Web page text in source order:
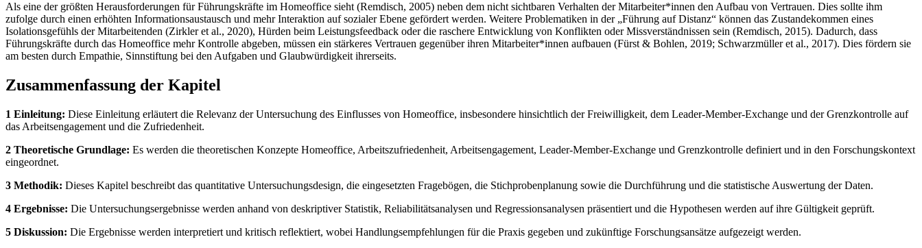
Als eine der größten Herausforderungen für Führungskräfte im Homeoffice sieht (Remdisch, 2005) neben dem nicht sichtbaren Verhalten der Mitarbeiter*innen den Aufbau von Vertrauen. Dies sollte ihm
zufolge durch einen erhöhten Informationsaustausch und mehr Interaktion auf sozialer Ebene gefördert werden. Weitere Problematiken in der „Führung auf Distanz“ können das Zustandekommen eines
Isolationsgefühls der Mitarbeitenden (Zirkler et al., 2020), Hürden beim Leistungsfeedback oder die raschere Entwicklung von Konflikten oder Missverständnissen sein (Remdisch, 2015). Dadurch, dass
Führungskräfte durch das Homeoffice mehr Kontrolle abgeben, müssen ein stärkeres Vertrauen gegenüber ihren Mitarbeiter*innen aufbauen (Fürst & Bohlen, 2019; Schwarzmüller et al., 2017). Dies fördern sie
am besten durch Empathie, Sinnstiftung bei den Aufgaben und Glaubwürdigkeit ihrerseits.
Zusammenfassung der Kapitel
1 Einleitung: Diese Einleitung erläutert die Relevanz der Untersuchung des Einflusses von Homeoffice, insbesondere hinsichtlich der Freiwilligkeit, dem Leader-Member-Exchange und der Grenzkontrolle auf
das Arbeitsengagement und die Zufriedenheit.
2 Theoretische Grundlage: Es werden die theoretischen Konzepte Homeoffice, Arbeitszufriedenheit, Arbeitsengagement, Leader-Member-Exchange und Grenzkontrolle definiert und in den Forschungskontext
eingeordnet.
3 Methodik: Dieses Kapitel beschreibt das quantitative Untersuchungsdesign, die eingesetzten Fragebögen, die Stichprobenplanung sowie die Durchführung und die statistische Auswertung der Daten.
4 Ergebnisse: Die Untersuchungsergebnisse werden anhand von deskriptiver Statistik, Reliabilitätsanalysen und Regressionsanalysen präsentiert und die Hypothesen werden auf ihre Gültigkeit geprüft.
5 Diskussion: Die Ergebnisse werden interpretiert und kritisch reflektiert, wobei Handlungsempfehlungen für die Praxis gegeben und zukünftige Forschungsansätze aufgezeigt werden.